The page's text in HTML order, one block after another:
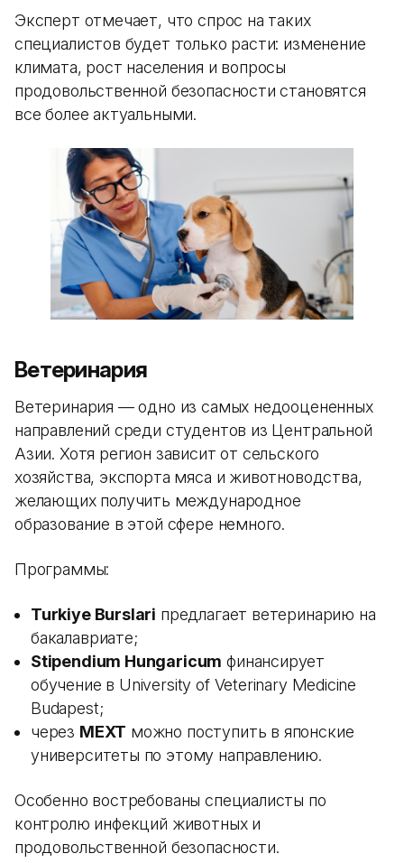
Эксперт отмечает, что спрос на таких
специалистов будет только расти: изменение
климата, рост населения и вопросы
продовольственной безопасности становятся
все более актуальными.
Ветеринария
Ветеринария — одно из самых недооцененных
направлений среди студентов из Центральной
Азии. Хотя регион зависит от сельского
хозяйства, экспорта мяса и животноводства,
желающих получить международное
образование в этой сфере немного.
Программы:
Turkiye Burslari предлагает ветеринарию на
бакалавриате;
Stipendium Hungaricum финансирует
обучение в University of Veterinary Medicine
Budapest;
через MEXT можно поступить в японские
университеты по этому направлению.
Особенно востребованы специалисты по
контролю инфекций животных и
продовольственной безопасности.